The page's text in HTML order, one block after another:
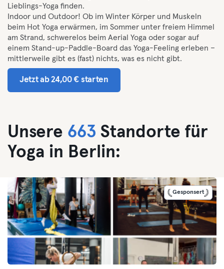
Lieblings-Yoga finden.
Indoor und Outdoor! Ob im Winter Körper und Muskeln
beim Hot Yoga erwärmen, im Sommer unter freiem Himmel
am Strand, schwerelos beim Aerial Yoga oder sogar auf
einem Stand-up-Paddle-Board das Yoga-Feeling erleben –
mittlerweile gibt es (fast) nichts, was es nicht gibt.
Jetzt ab 24,00 € starten
Unsere 663 Standorte für
Yoga in Berlin:
Gesponsert